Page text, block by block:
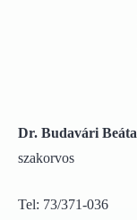
Dr. Budavári Beáta
szakorvos
Tel: 73/371-036